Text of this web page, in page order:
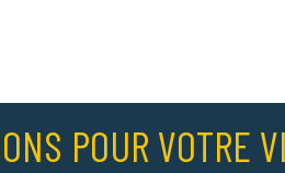
POUR VOTRE